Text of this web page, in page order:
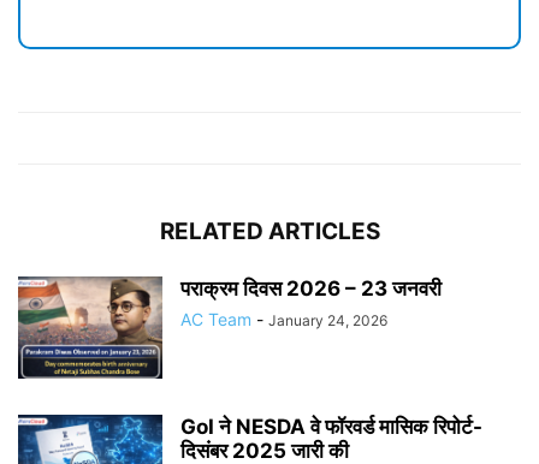
RELATED ARTICLES
पराक्रम दिवस 2026 – 23 जनवरी
AC Team - January 24, 2026
GoI ने NESDA वे फॉरवर्ड मासिक रिपोर्ट-
दिसंबर 2025 जारी की